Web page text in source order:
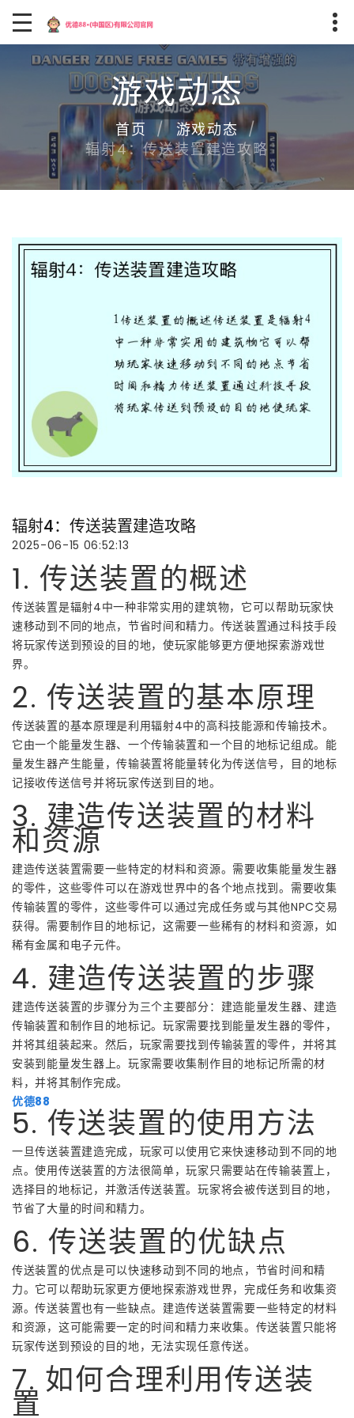
游戏动态
首页
游戏动态
辐射4：传送装置建造攻略
辐射4：传送装置建造攻略
2025-06-15 06:52:13
1. 传送装置的概述
传送装置是辐射4中一种非常实用的建筑物，它可以帮助玩家快
速移动到不同的地点，节省时间和精力。传送装置通过科技手段
将玩家传送到预设的目的地，使玩家能够更方便地探索游戏世
界。
2. 传送装置的基本原理
传送装置的基本原理是利用辐射4中的高科技能源和传输技术。
它由一个能量发生器、一个传输装置和一个目的地标记组成。能
量发生器产生能量，传输装置将能量转化为传送信号，目的地标
记接收传送信号并将玩家传送到目的地。
3. 建造传送装置的材料
和资源
建造传送装置需要一些特定的材料和资源。需要收集能量发生器
的零件，这些零件可以在游戏世界中的各个地点找到。需要收集
传输装置的零件，这些零件可以通过完成任务或与其他NPC交易
获得。需要制作目的地标记，这需要一些稀有的材料和资源，如
稀有金属和电子元件。
4. 建造传送装置的步骤
建造传送装置的步骤分为三个主要部分：建造能量发生器、建造
传输装置和制作目的地标记。玩家需要找到能量发生器的零件，
并将其组装起来。然后，玩家需要找到传输装置的零件，并将其
安装到能量发生器上。玩家需要收集制作目的地标记所需的材
料，并将其制作完成。
优德88
5. 传送装置的使用方法
一旦传送装置建造完成，玩家可以使用它来快速移动到不同的地
点。使用传送装置的方法很简单，玩家只需要站在传输装置上，
选择目的地标记，并激活传送装置。玩家将会被传送到目的地，
节省了大量的时间和精力。
6. 传送装置的优缺点
传送装置的优点是可以快速移动到不同的地点，节省时间和精
力。它可以帮助玩家更方便地探索游戏世界，完成任务和收集资
源。传送装置也有一些缺点。建造传送装置需要一些特定的材料
和资源，这可能需要一定的时间和精力来收集。传送装置只能将
玩家传送到预设的目的地，无法实现任意传送。
7. 如何合理利用传送装
置